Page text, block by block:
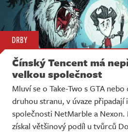
DRBY
Čínský Tencent má
velkou společnost
Mluví se o Take-Two s GTA
druhou stranu, v úvaze připadají
společnosti NetMarble a
získal většinový podíl u tvůrců